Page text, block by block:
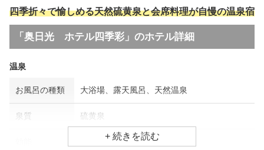
四季折々で愉しめる天然硫黄泉と会席料理が自慢の温泉宿
「奥日光 ホテル四季彩」のホテル詳細
温泉
お風呂の種類 大浴場、露天風呂、天然温泉
泉質 硫黄泉
美肌効果、リウマチ・神経病